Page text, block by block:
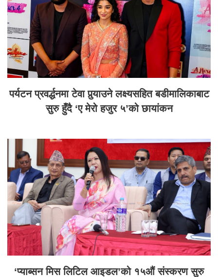
पर्यटन प्रवर्द्धनमा टेवा पुर्‍याउने लक्ष्यसहित बडीमालिकाबाट
सुरु हुँदै ‘ए मेरो हजुर ५’को छायांकन
‘प्याब्सन मिस लिटिल आइडल’को १५औं संस्करण सुरु